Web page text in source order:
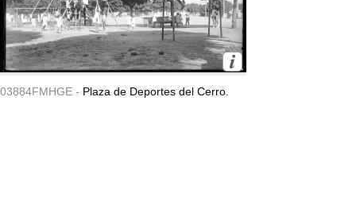
03884FMHGE - Plaza de Deportes del Cerro.